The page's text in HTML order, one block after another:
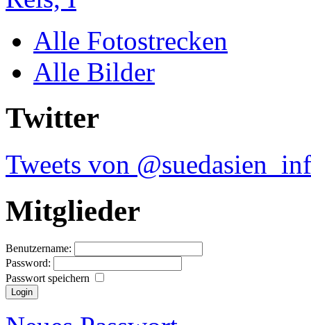
Alle Fotostrecken
Alle Bilder
Twitter
Tweets von
Mitglieder
Benutzername:
Password:
Passwort speichern